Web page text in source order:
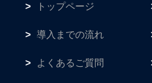
トップページ
導入までの流れ
よくあるご質問